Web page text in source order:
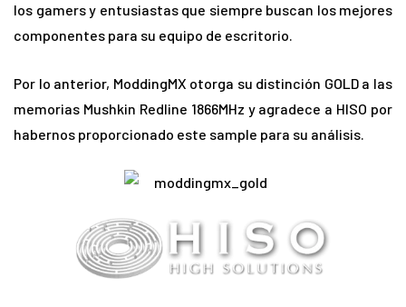
los gamers y entusiastas que siempre buscan los mejores
componentes para su equipo de escritorio.
Por lo anterior, ModdingMX otorga su distinción GOLD a las
memorias Mushkin Redline 1866MHz y agradece a HISO por
habernos proporcionado este sample para su análisis.